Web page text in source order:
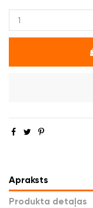
Apraksts
Produkta detaļas